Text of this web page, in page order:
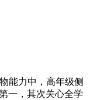
能力中，高年级侧
一，其次关心全学